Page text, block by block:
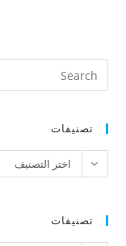
تصنيفات
تصنيفاتاختر التصنيف
تصنيفات